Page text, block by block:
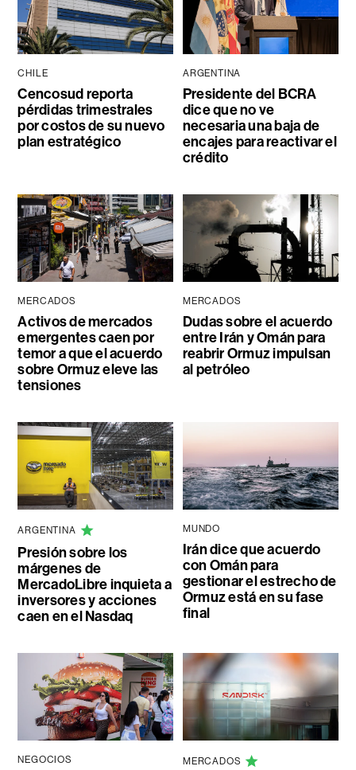
CHILE
Cencosud reporta
pérdidas trimestrales
por costos de su nuevo
plan estratégico
ARGENTINA
Presidente del BCRA
dice que no ve
necesaria una baja de
encajes para reactivar el
crédito
MERCADOS
Activos de mercados
emergentes caen por
temor a que el acuerdo
sobre Ormuz eleve las
tensiones
MERCADOS
Dudas sobre el acuerdo
entre Irán y Omán para
reabrir Ormuz impulsan
al petróleo
ARGENTINA
Presión sobre los
márgenes de
MercadoLibre inquieta a
inversores y acciones
caen en el Nasdaq
MUNDO
Irán dice que acuerdo
con Omán para
gestionar el estrecho de
Ormuz está en su fase
final
NEGOCIOS MERCADOS